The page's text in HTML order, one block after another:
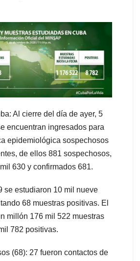
Al cierre del día de ayer, 5
encuentran ingresados para
epidemiológica sospechosos
de ellos 881 sospechosos,
630 y confirmados 681.
se estudiaron 10 mil nueve
68 muestras positivas. El
millón 176 mil 522 muestras
782 positivas.
(68): 27 fueron contactos de